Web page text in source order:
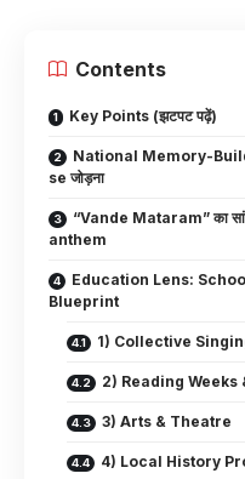
Contents
Key Points (झटपट पढ़ें)
National Memory-
se जोड़ना
“Vande Mataram” का
anthem
Education Lens:
Blueprint
1) Collective
2) Reading Weeks
3) Arts & Theatre
4) Local History